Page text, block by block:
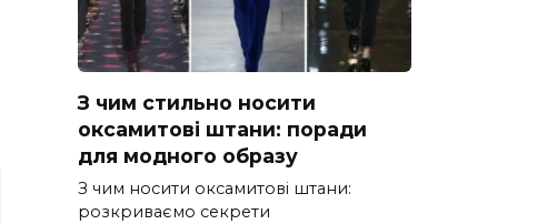
З чим стильно носити
оксамитові штани: поради
для модного образу
З чим носити оксамитові штани:
розкриваємо секрети